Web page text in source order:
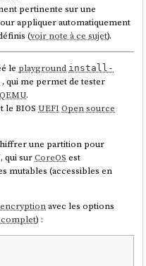
de déverrouillage queclevis
2, Tang serveur 3
au clavier.
docker_tang).
ce docker-compose.yml
pertinente sur une
appliquer automatiquement
(voir note à ce sujet).
le playground install-
, qui me permet de tester
QEMU.
le BIOSUEFI Open source
une partition pour
, qui surCoreOS est
mutables (accessibles en
encryptionavec les options
) :